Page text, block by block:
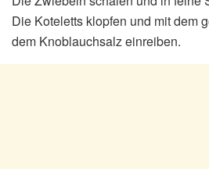
Die Koteletts klopfen und mit dem
dem Knoblauchsalz einreiben.